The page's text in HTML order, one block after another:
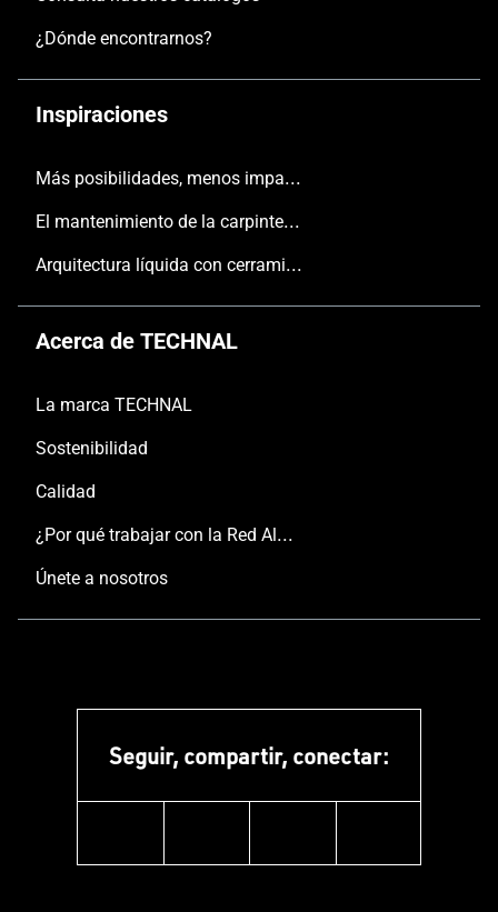
¿Dónde encontrarnos?
Inspiraciones
Más posibilidades, menos impacto
El mantenimiento de la carpintería
Arquitectura líquida con cerramientos TECHNAL
Acerca de TECHNAL
La marca TECHNAL
Sostenibilidad
Calidad
¿Por qué trabajar con la Red Aluminier TECHNAL?
Únete a nosotros
Seguir, compartir, conectar: